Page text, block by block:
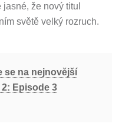
že nový titul
světě velký rozruch.
se na nejnovější
Episode 3